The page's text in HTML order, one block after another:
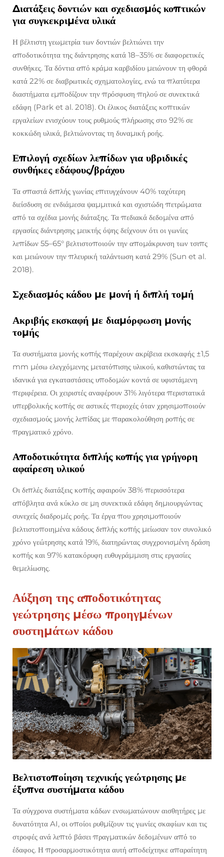
Διατάξεις δοντιών και σχεδιασμός κοπτικών
για συγκεκριμένα υλικά
Η βέλτιστη γεωμετρία των δοντιών βελτιώνει την
αποδοτικότητα της διάντρησης κατά 18–35% σε διαφορετικές
συνθήκες. Τα δόντια από κράμα καρβιδίου μειώνουν τη φθορά
κατά 22% σε διαβρωτικές σχηματολογίες, ενώ τα πλατύτερα
διαστήματα εμποδίζουν την πρόσφυση πηλού σε συνεκτικά
εδάφη (Park et al. 2018). Οι έλικος διατάξεις κοπτικών
εργαλείων ενισχύουν τους ρυθμούς πλήρωσης στο 92% σε
κοκκώδη υλικά, βελτιώνοντας τη δυναμική ροής.
Επιλογή σχεδίων λεπίδων για υβριδικές
συνθήκες εδάφους/βράχου
Τα σπαστά διπλής γωνίας επιτυγχάνουν 40% ταχύτερη
διείσδυση σε ενδιάμεσα ψαμμιτικά και σχιστώδη πετρώματα
από τα σχέδια μονής διάταξης. Τα πεδιακά δεδομένα από
εργασίες διάντρησης μεικτής όψης δείχνουν ότι οι γωνίες
λεπίδων 55–65° βελτιστοποιούν την απομάκρυνση των τσιπς
και μειώνουν την πλευρική ταλάντωση κατά 29% (Sun et al.
2018).
Σχεδιασμός κάδου με μονή ή διπλή τομή
Ακριβής εκσκαφή με διαμόρφωση μονής
τομής
Τα συστήματα μονής κοπής παρέχουν ακρίβεια εκσκαφής ±1,5
mm μέσω ελεγχόμενης μετατόπισης υλικού, καθιστώντας τα
ιδανικά για εγκαταστάσεις υποδομών κοντά σε υφιστάμενη
περιφέρεια. Οι χειριστές αναφέρουν 31% λιγότερα περιστατικά
υπερβολικής κοπής σε αστικές περιοχές όταν χρησιμοποιούν
σχεδιασμούς μονής λεπίδας με παρακολούθηση ροπής σε
πραγματικό χρόνο.
Αποδοτικότητα διπλής κοπής για γρήγορη
αφαίρεση υλικού
Οι διπλές διατάξεις κοπής αφαιρούν 38% περισσότερα
απόβλητα ανά κύκλο σε μη συνεκτικά εδάφη δημιουργώντας
συνεχείς διαδρομές ροής. Τα έργα που χρησιμοποιούν
βελτιστοποιημένα κάδους διπλής κοπής μείωσαν τον συνολικό
χρόνο γεώτρησης κατά 19%, διατηρώντας συγχρονισμένη δράση
κοπής και 97% κατακόρυφη ευθυγράμμιση στις εργασίες
θεμελίωσης.
Αύξηση της αποδοτικότητας
γεώτρησης μέσω προηγμένων
συστημάτων κάδου
Βελτιστοποίηση τεχνικής γεώτρησης με
έξυπνα συστήματα κάδου
Τα σύγχρονα συστήματα κάδων ενσωματώνουν αισθητήρες με
δυνατότητα AI, οι οποίοι ρυθμίζουν τις γωνίες σκαφίων και τις
στροφές ανά λεπτό βάσει πραγματικών δεδομένων από το
έδαφος. Η προσαρμοστικότητα αυτή αποδείχτηκε απαραίτητη